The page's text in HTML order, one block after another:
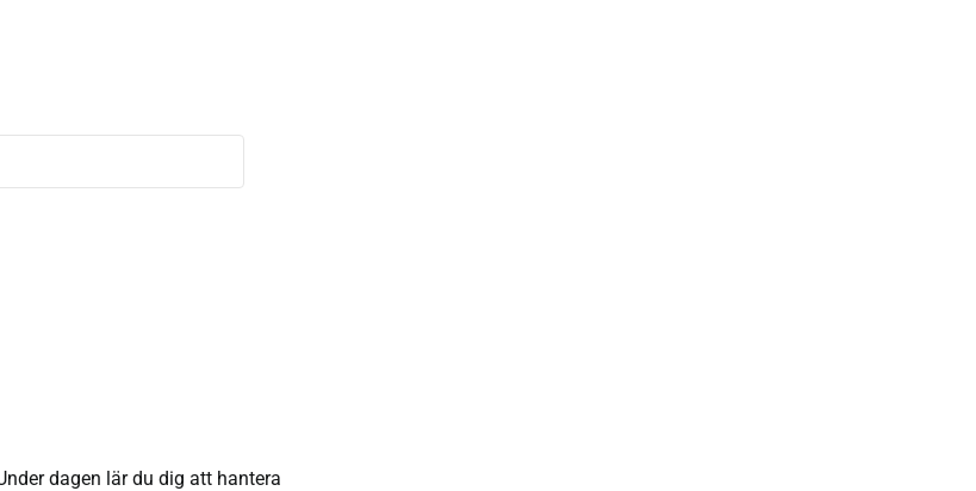
dagen lär du dig att hantera